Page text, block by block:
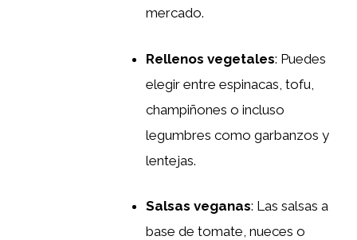
mercado.
Rellenos vegetales: Puedes
elegir entre espinacas, tofu,
champiñones o incluso
legumbres como garbanzos y
lentejas.
Salsas veganas: Las salsas a
base de tomate, nueces o